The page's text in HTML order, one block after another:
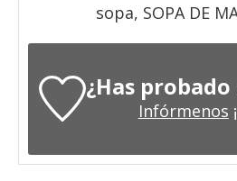
sopa, SOPA DE
¿Has
Infórmenos